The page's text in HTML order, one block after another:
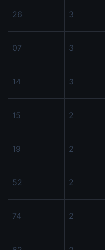
26 3
07 3
14 3
15 2
19 2
52 2
74 2